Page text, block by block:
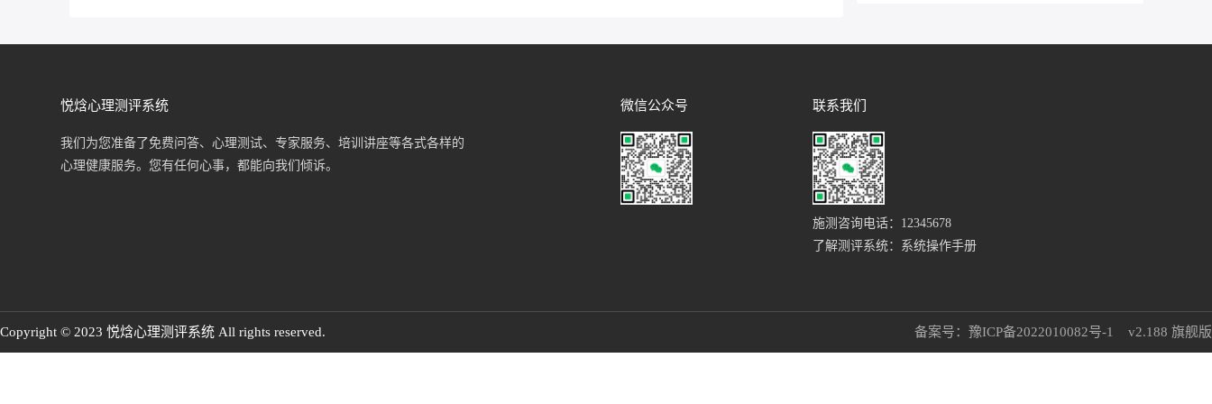
悦焓心理测评系统
我们为您准备了免费问答、心理测试、专家服务、培训讲座等各式各样的
心理健康服务。您有任何心事，都能向我们倾诉。
微信公众号 联系我们
施测咨询电话：12345678
了解测评系统：系统操作手册
Copyright © 2023 悦焓心理测评系统 All rights reserved. 备案号：豫ICP备2022010082号-1 v2.188 旗舰版